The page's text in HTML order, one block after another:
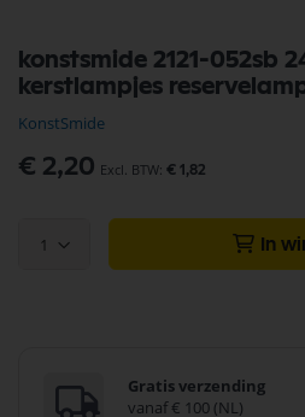
konstsmide 2121-052sb
kerstlampjes
KonstSmide
€ 2,20 € 1,82
1 In
Gratis verzending
vanaf € 100 (NL)
naar
het
van
de
afbeeldingen-